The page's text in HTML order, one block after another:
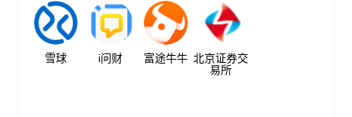
雪球 i问财 富途牛牛 北京证券交
易所